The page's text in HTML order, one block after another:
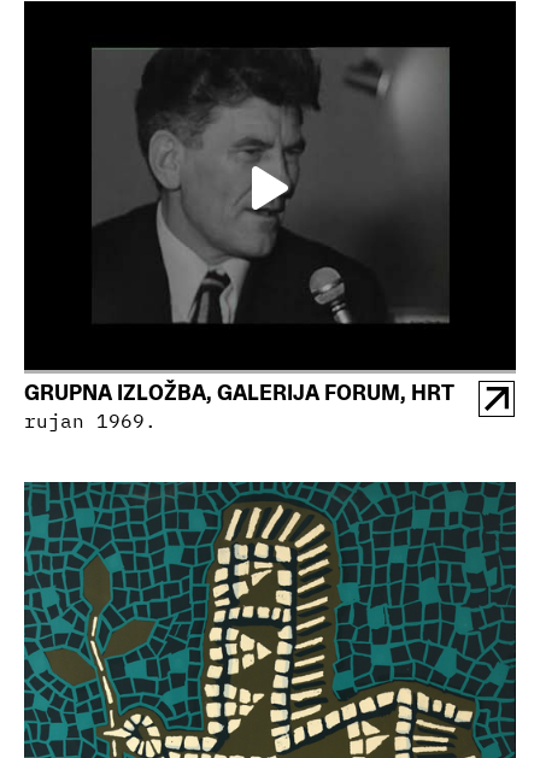
GRUPNA IZLOŽBA, GALERIJA FORUM, HRT
rujan 1969.